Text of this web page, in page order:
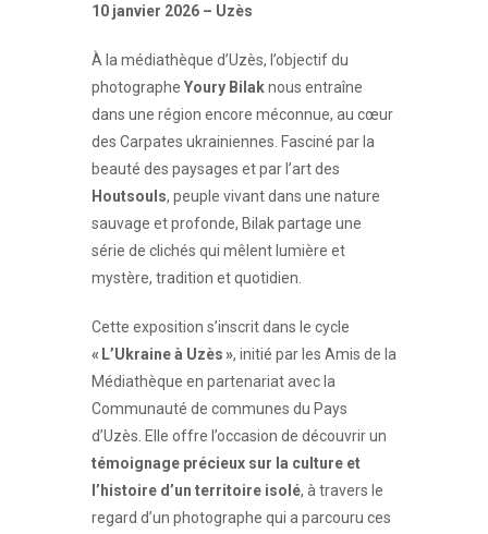
10 janvier 2026 – Uzès
À la médiathèque d’Uzès, l’objectif du
photographe Youry Bilaknous entraîne
dans une région encore méconnue, au cœur
des Carpates ukrainiennes. Fasciné par la
beauté des paysages et par l’art des
Houtsouls, peuple vivant dans une nature
sauvage et profonde, Bilak partage une
série de clichés qui mêlent lumière et
mystère, tradition et quotidien.
Cette exposition s’inscrit dans le cycle
« L’Ukraine à Uzès », initié par les Amis de la
Médiathèque en partenariat avec la
Communauté de communes du Pays
d’Uzès. Elle offre l’occasion de découvrir un
témoignage précieux sur la culture et
l’histoire d’un territoire isolé, à travers le
regard d’un photographe qui a parcouru ces